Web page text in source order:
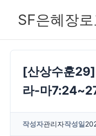
SF은혜장
[산상수훈
라-마
작성자관리자작성일